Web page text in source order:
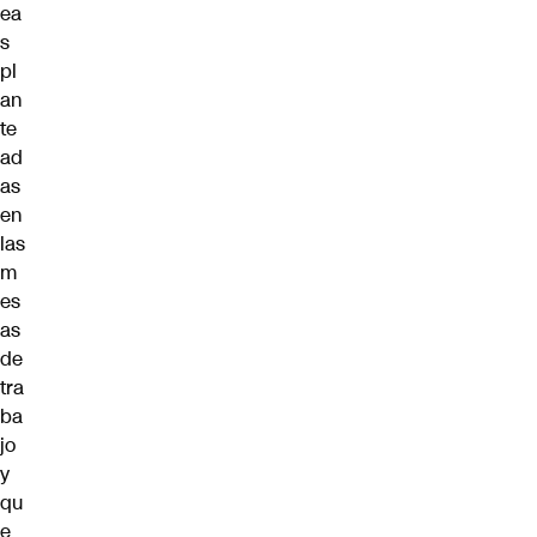
ea
s
pl
an
te
ad
as
en
las
m
es
as
de
tra
ba
jo
y
qu
e